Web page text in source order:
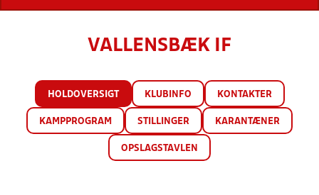
VALLENSBÆK IF
HOLDOVERSIGT KLUBINFO KONTAKTER
KAMPPROGRAM STILLINGER KARANTÆNER
OPSLAGSTAVLEN